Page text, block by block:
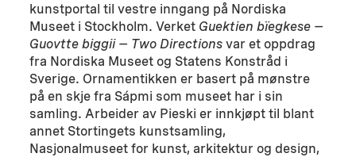
kunstportal til vestre inngang på Nordiska
Museet i Stockholm. Verket Guektien bïegkese –
Guovtte biggii – Two Directions var et oppdrag
fra Nordiska Museet og Statens Konstråd i
Sverige. Ornamentikken er basert på mønstre
på en skje fra Sápmi som museet har i sin
samling. Arbeider av Pieski er innkjøpt til blant
annet Stortingets kunstsamling,
Nasjonalmuseet for kunst, arkitektur og design,